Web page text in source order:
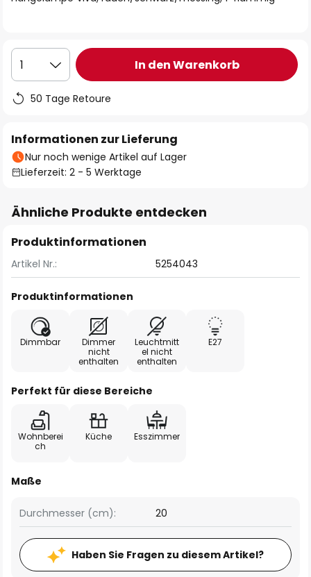
1 In den Warenkorb
50 Tage Retoure
Informationen zur Lieferung
Nur noch wenige Artikel auf Lager
Lieferzeit: 2 - 5 Werktage
Ähnliche Produkte entdecken
Produktinformationen
Artikel Nr.: 5254043
Produktinformationen
Dimmbar
Dimmer
nicht
enthalten
Leuchtmitt
el nicht
enthalten
E27
Perfekt für diese Bereiche
Wohnberei
ch
Küche Esszimmer
Maße
Durchmesser (cm): 20
Haben Sie Fragen zu diesem Artikel?